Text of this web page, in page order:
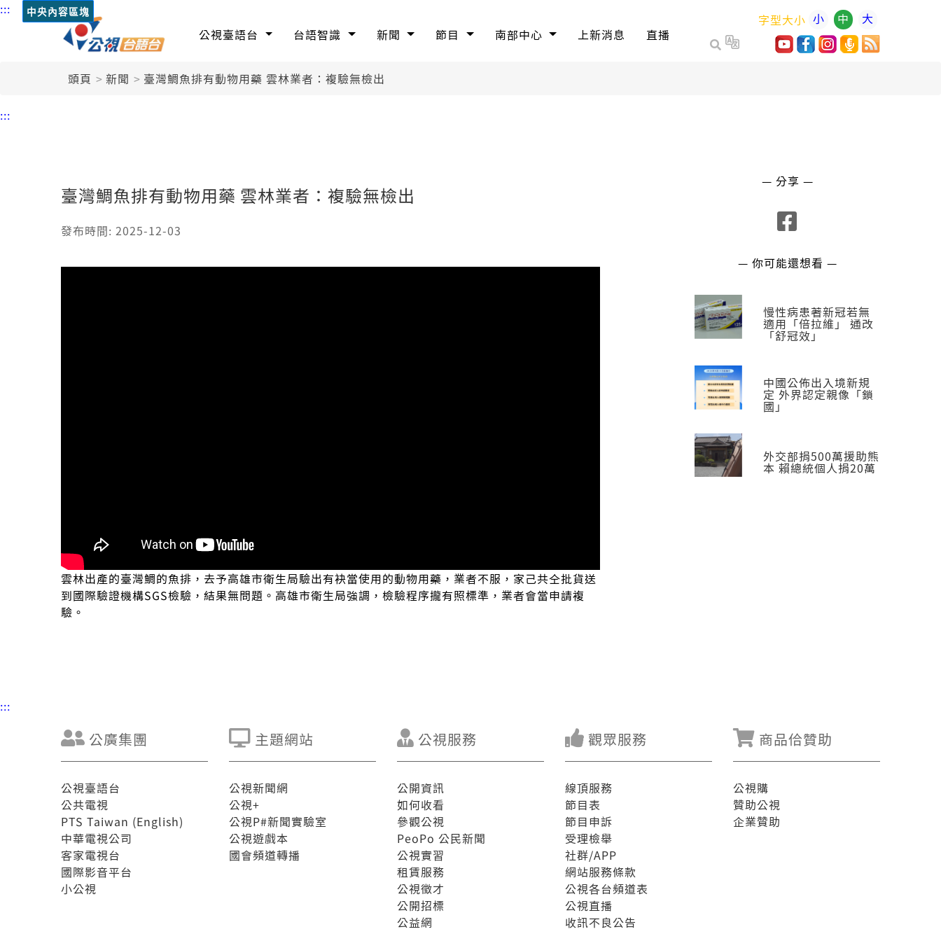
::: 中央內容區塊
公視臺語台 台語智識 新聞 節目 南部中心 上新消息 直播
字型大小 小 中 大
頭頁 新聞 臺灣鯛魚排有動物用藥 雲林業者：複驗無檢出
:::
臺灣鯛魚排有動物用藥 雲林業者：複驗無檢出
發布時間: 2025-12-03
雲林出產的臺灣鯛的魚排，去予高雄市衛生局驗出有袂當使用的動物用藥，業者不服，家己共仝批貨送
到國際驗證機構SGS檢驗，結果無問題。高雄市衛生局強調，檢驗程序攏有照標準，業者會當申請複
驗。
— 分享 —
— 你可能還想看 —
慢性病患著新冠若無
適用「倍拉維」 通改
「舒冠效」
中國公佈出入境新規
定 外界認定親像「鎖
國」
外交部捐500萬援助熊
本 賴總統個人捐20萬
:::
公廣集團
公視臺語台
公共電視
PTS Taiwan (English)
中華電視公司
客家電視台
國際影音平台
小公視
主題網站
公視新聞網
公視+
公視P#新聞實驗室
公視遊戲本
國會頻道轉播
公視服務
公開資訊
如何收看
參觀公視
PeoPo 公民新聞
公視實習
租賃服務
公視徵才
公開招標
公益網
觀眾服務
線頂服務
節目表
節目申訴
受理檢舉
社群/APP
網站服務條款
公視各台頻道表
公視直播
收訊不良公告
商品佮贊助
公視購
贊助公視
企業贊助